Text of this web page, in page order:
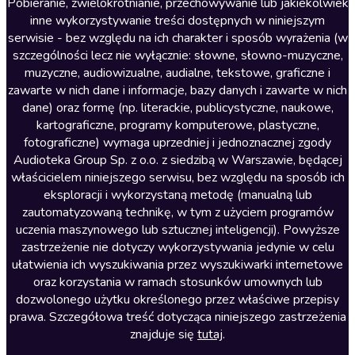
Literatura faktu
Literatura obyczajowa
Literatura piękna obca
Literatura piękna polska
Nagrania relaksacyjne
Nauka języków
Nauki humanistyczne
Podcasty i audycje
Polityka
Prasa
Religia
Romans
inne wykorzystywanie treści dostępnych w niniejszym
serwisie - bez względu na ich charakter i sposób wyrażenia (w
szczególności lecz nie wyłącznie: słowne, słowno-muzyczne,
muzyczne, audiowizualne, audialne, tekstowe, graficzne i
zawarte w nich dane i informacje, bazy danych i zawarte w nich
dane) oraz formę (np. literackie, publicystyczne, naukowe,
kartograficzne, programy komputerowe, plastyczne,
fotograficzne) wymaga uprzedniej i jednoznacznej zgody
Audioteka Group Sp. z o.o. z siedzibą w Warszawie, będącej
właścicielem niniejszego serwisu, bez względu na sposób ich
eksploracji i wykorzystaną metodę (manualną lub
zautomatyzowaną technikę, w tym z użyciem programów
uczenia maszynowego lub sztucznej inteligencji). Powyższe
zastrzeżenie nie dotyczy wykorzystywania jedynie w celu
ułatwienia ich wyszukiwania przez wyszukiwarki internetowe
oraz korzystania w ramach stosunków umownych lub
dozwolonego użytku określonego przez właściwe przepisy
prawa. Szczegółowa treść dotycząca niniejszego zastrzeżenia
znajduje się tutaj.